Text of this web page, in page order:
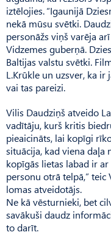
iztēlojies. “Igau­nijā
nekā mūsu svētki.
personāžs viņš varēja
Vidzemes guberņā.
Baltijas valstu svētki.
L.Krūkle un uzsver, ka
vai tas pareizi.
Vilis Daudziņš atveido
vadītāju, kurš kritis
pieaicināts, lai kopīgi
situācija, kad viena daļa
kopīgās lietas labad ir
personu otrā telpā,”
lomas atveidotājs.
Ne kā vēsturnieki, bet
savākuši daudz
to darīt.